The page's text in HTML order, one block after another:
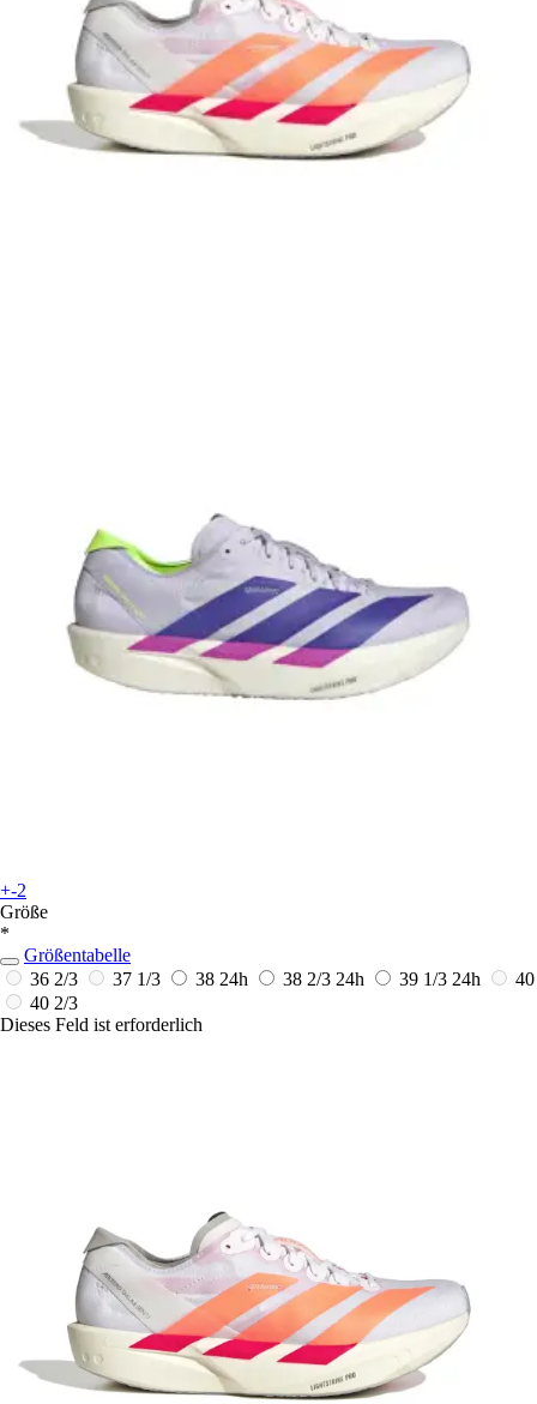
+-2
Größe
*
Größentabelle
36 2/3
37 1/3 38 24h 38 2/3 24h 39 1/3 24h
40
40 2/3
Dieses Feld ist erforderlich